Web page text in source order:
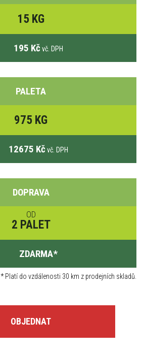
15 KG
195 Kč vč. DPH
PALETA
975 KG
12675 Kč vč. DPH
DOPRAVA
OD
2 PALET
ZDARMA*
*Platí do vzdálenosti 30 km z prodejních skladů.
OBJEDNAT